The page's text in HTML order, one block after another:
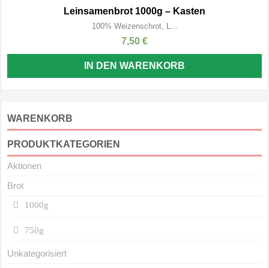
Leinsamenbrot 1000g – Kasten
100% Weizenschrot, L...
7,50 €
IN DEN WARENKORB
WARENKORB
PRODUKTKATEGORIEN
Aktionen
Brot
1000g
750g
Unkategorisiert